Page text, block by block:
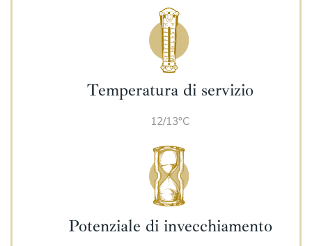
Temperatura di servizio
12/13°C
Potenziale di invecchiamento